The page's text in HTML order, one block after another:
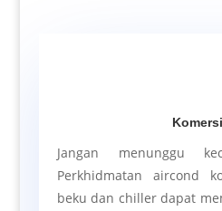
Jangan menunggu
Perkhidmatan aircond
beku dan chiller dapat